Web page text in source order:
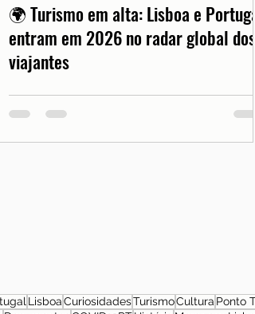
🌍 Turismo em alta: Lisboa e Portugal
entram em 2026 no radar global dos
viajantes
LisboaCuriosidadesTurismoCultura Ponto